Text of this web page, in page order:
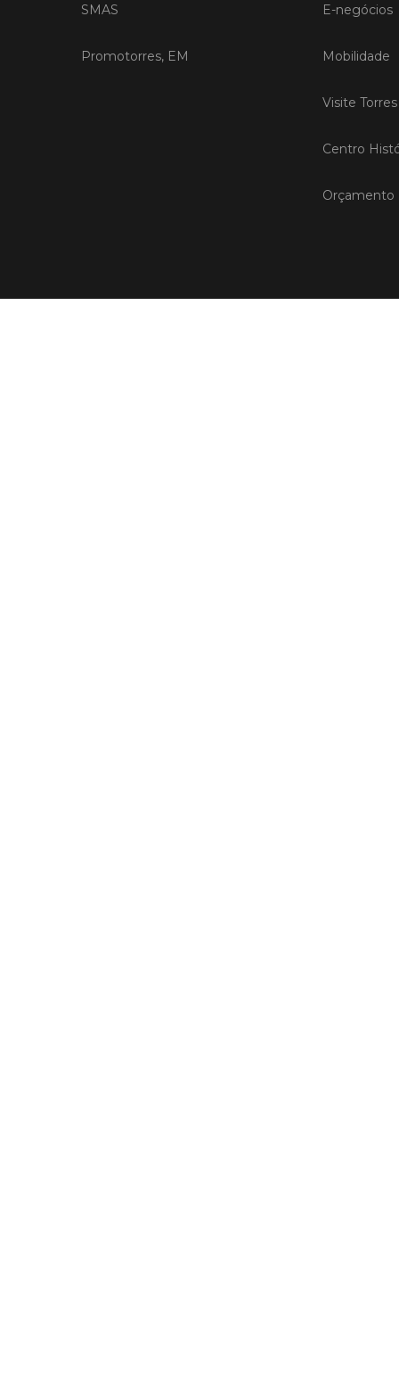
SMAS
Promotorres, EM
E-negócios
Mobilidade
Visite
Centro
Orçamento